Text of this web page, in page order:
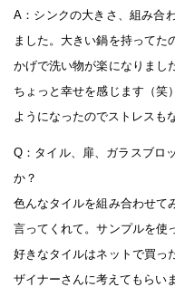
A：シンクの大きさ、組み合
ました。大きい鍋を持ってた
かげで洗い物が楽になりまし
ちょっと幸せを感じます（笑
ようになったのでストレスも
Q：タイル、扉、ガラスブロ
か？
色んなタイルを組み合わせて
言ってくれて。サンプルを使
好きなタイルはネットで買っ
ザイナーさんに考えてもらい